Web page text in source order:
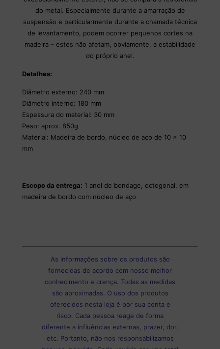
do metal. Especialmente durante a amarração de
suspensão e particularmente durante a chamada técnica
de levantamento, podem ocorrer pequenos cortes na
madeira – estes não afetam, obviamente, a estabilidade
do próprio anel.
Detalhes:
Diâmetro externo: 240 mm
Diâmetro interno: 180 mm
Espessura do material: 30 mm
Peso: aprox. 850g
Material: Madeira de bordo, núcleo de aço de 10 x 10
mm
Escopo da entrega: 1 anel de bondage, octogonal, em
madeira de bordo com núcleo de aço
As informações sobre os produtos são
fornecidas de acordo com nosso melhor
conhecimento e crença. Todas as medidas
são aproximadas. O uso dos produtos
oferecidos nesta loja é por sua conta e
risco. Cada pessoa reage de forma
diferente a influências externas, prazer, dor,
etc. Portanto, não nos responsabilizamos